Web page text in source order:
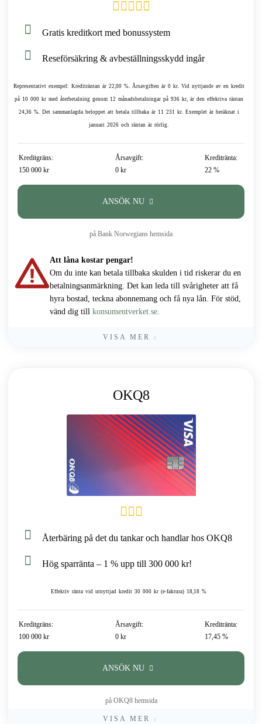
Gratis kreditkort med bonussystem
Reseförsäkring & avbeställningsskydd ingår
Representativt exempel: Krediträntan är 22,00 %. Årsavgiften är 0 kr. Vid nyttjande av en kredit
på 10 000 kr med återbetalning genom 12 månadsbetalningar på 936 kr, är den effektiva räntan
24,36 %. Det sammanlagda beloppet att betala tillbaka är 11 231 kr. Exemplet är beräknat i
januari 2026 och räntan är rörlig.
Kreditgräns:
150 000 kr
Årsavgift:
0 kr
Kreditränta:
22 %
ANSÖK NU
på Bank Norwegians hemsida
Att låna kostar pengar!
Om du inte kan betala tillbaka skulden i tid riskerar du en
betalningsanmärkning. Det kan leda till svårigheter att få
hyra bostad, teckna abonnemang och få nya lån. För stöd,
vänd dig till konsumentverket.se
VISA MER
OKQ8
Återbäring på det du tankar och handlar hos OKQ8
Hög sparränta – 1 % upp till 300 000 kr!
Effektiv ränta vid utnyttjad kredit 30 000 kr (e-faktura) 18,18 %
Kreditgräns:
100 000 kr
Årsavgift:
0 kr
Kreditränta:
17,45 %
ANSÖK NU
på OKQ8 hemsida
VISA MER